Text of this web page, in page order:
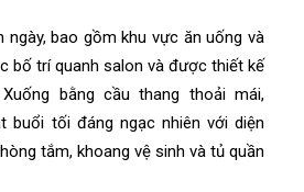
ngày, bao gồm khu vực ăn uống và
bố trí quanh salon và được thiết kế
bằng cầu thang thoải mái,
buổi tối đáng ngạc nhiên với diện
tắm, khoang vệ sinh và tủ quần